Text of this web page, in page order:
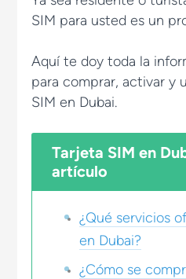
SIM para usted es un
Aquí te doy toda la
para comprar, activar y
SIM en Dubai.
Tarjeta SIM en
artículo
¿Qué servicios
en Dubai?
¿Cómo se